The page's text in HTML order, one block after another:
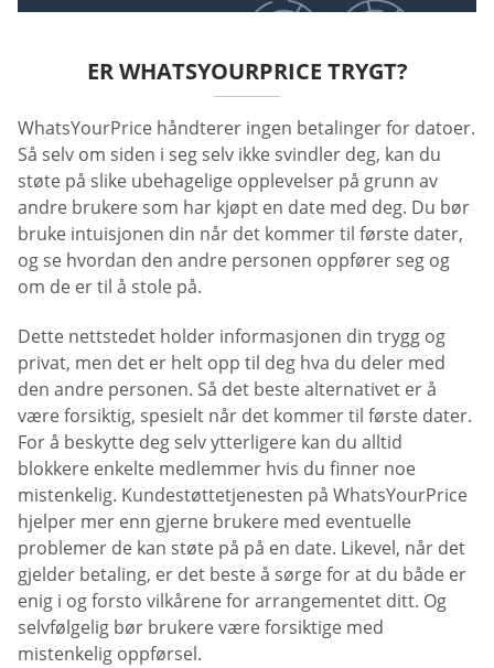
ER WHATSYOURPRICE TRYGT?
WhatsYourPrice håndterer ingen betalinger for datoer.
Så selv om siden i seg selv ikke svindler deg, kan du
støte på slike ubehagelige opplevelser på grunn av
andre brukere som har kjøpt en date med deg. Du bør
bruke intuisjonen din når det kommer til første dater,
og se hvordan den andre personen oppfører seg og
om de er til å stole på.
Dette nettstedet holder informasjonen din trygg og
privat, men det er helt opp til deg hva du deler med
den andre personen. Så det beste alternativet er å
være forsiktig, spesielt når det kommer til første dater.
For å beskytte deg selv ytterligere kan du alltid
blokkere enkelte medlemmer hvis du finner noe
mistenkelig. Kundestøttetjenesten på WhatsYourPrice
hjelper mer enn gjerne brukere med eventuelle
problemer de kan støte på på en date. Likevel, når det
gjelder betaling, er det beste å sørge for at du både er
enig i og forsto vilkårene for arrangementet ditt. Og
selvfølgelig bør brukere være forsiktige med
mistenkelig oppførsel.